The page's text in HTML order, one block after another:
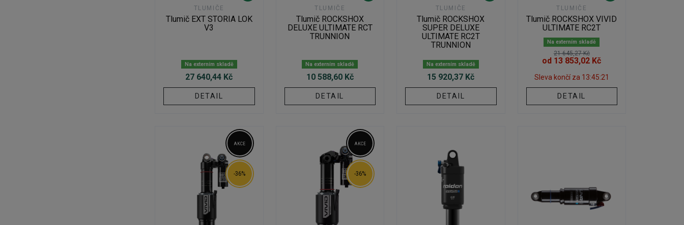
TLUMIČE
Tlumič EXT STORIA LOK
V3
Na externím skladě
27 640,44 Kč
DETAIL
TLUMIČE
Tlumič ROCKSHOX
DELUXE ULTIMATE RCT
TRUNNION
Na externím skladě
10 588,60 Kč
DETAIL
TLUMIČE
Tlumič ROCKSHOX
SUPER DELUXE
ULTIMATE RC2T
TRUNNION
Na externím skladě
15 920,37 Kč
DETAIL
TLUMIČE
Tlumič ROCKSHOX VIVID
ULTIMATE RC2T
Na externím skladě
21 645,27 Kč
od 13 853,02 Kč
Sleva končí za 13:45:20
DETAIL
AKCE
-36%
AKCE
-36%